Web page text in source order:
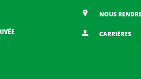
NOUS
CARRIÈRES